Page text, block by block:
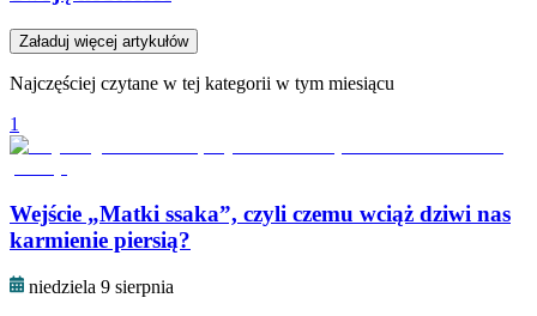
Załaduj więcej artykułów
Najczęściej czytane w tej kategorii w tym miesiącu
1
Wejście „Matki ssaka”, czyli czemu wciąż dziwi nas
karmienie piersią?
niedziela 9 sierpnia